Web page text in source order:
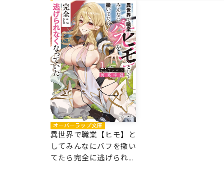
オーバーラップ文庫
異世界で職業【ヒモ】と
してみんなにバフを撒い
てたら完全に逃げられな